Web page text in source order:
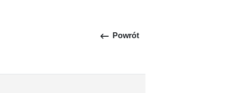
keyboard_backspace Powrót